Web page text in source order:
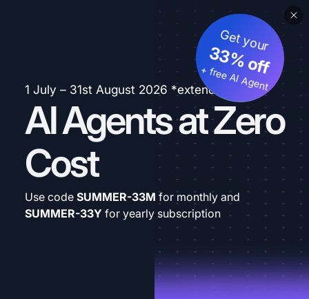
1 July – 31st August 2026 *extended
AI Agents at Zero
Cost
Get your
33% off
+ free AI Agent
Use code SUMMER-33M for monthly and
SUMMER-33Y for yearly subscription